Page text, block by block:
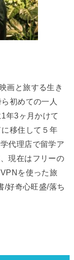
画と旅する生き
初めての一人
年3ヶ月かけて
移住して５年
代理店で留学ア
現在はフリーの
を使った旅
/好奇心旺盛/落ち